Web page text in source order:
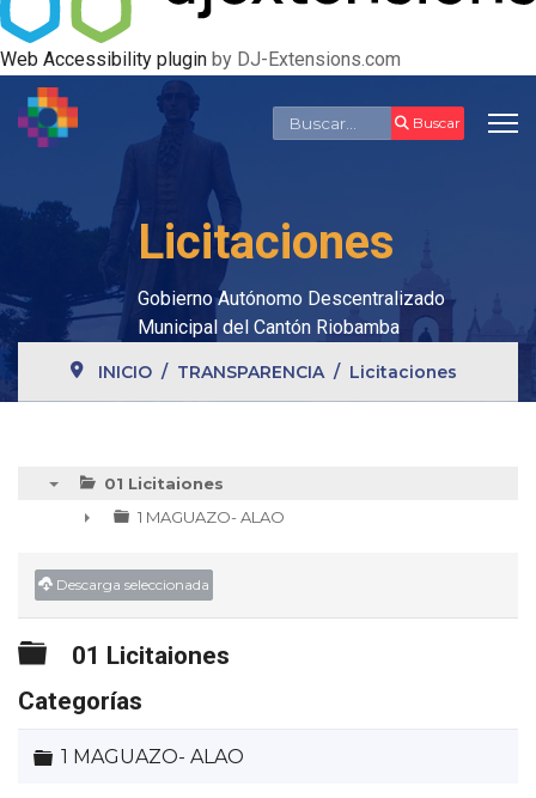
Web Accessibility plugin by DJ-Extensions.com
Buscar Buscar
Licitaciones
Gobierno Autónomo Descentralizado
Municipal del Cantón Riobamba
INICIO TRANSPARENCIA Licitaciones
01 Licitaiones
1 MAGUAZO- ALAO
Descarga seleccionada
Carpeta
01 Licitaiones
Categorías
Carpeta
1 MAGUAZO- ALAO